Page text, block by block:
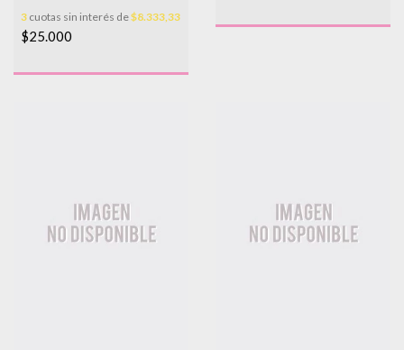
3 cuotas sin interés de$8.333,33
$25.000